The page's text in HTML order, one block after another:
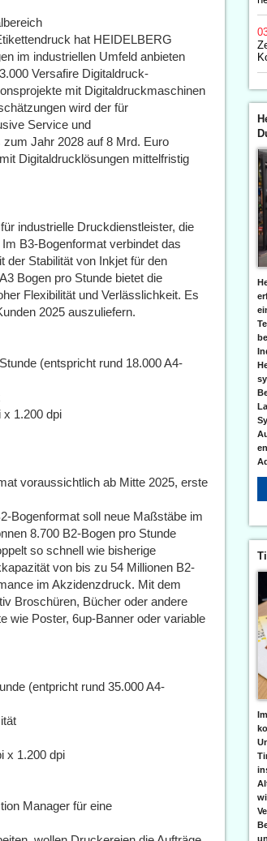
hat HEIDELBERG
im industriellen Umfeld anbieten
Versafire Digitaldruck-
mit Digitaldruckmaschinen
wird der für
Service und
Jahr 2028 auf 8 Mrd. Euro
Digitaldrucklösungen mittelfristig
industrielle Druckdienstleister, die
B3-Bogenformat verbindet das
der Stabilität von Inkjet für den
Bogen pro Stunde bietet die
Flexibilität und Verlässlichkeit. Es
2025 auszuliefern.
(entspricht rund 18.000 A4-
x 1.200 dpi
voraussichtlich ab Mitte 2025, erste
Bogenformat soll neue Maßstäbe im
8.700 B2-Bogen pro Stunde
so schnell wie bisherige
von bis zu 54 Millionen B2-
im Akzidenzdruck. Mit dem
Broschüren, Bücher oder andere
wie Poster, 6up-Banner oder variable
(entpricht rund 35.000 A4-
x 1.200 dpi
Manager für eine